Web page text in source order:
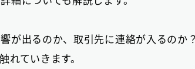
が出るのか、取引先に連絡が入るのか
れていきます。